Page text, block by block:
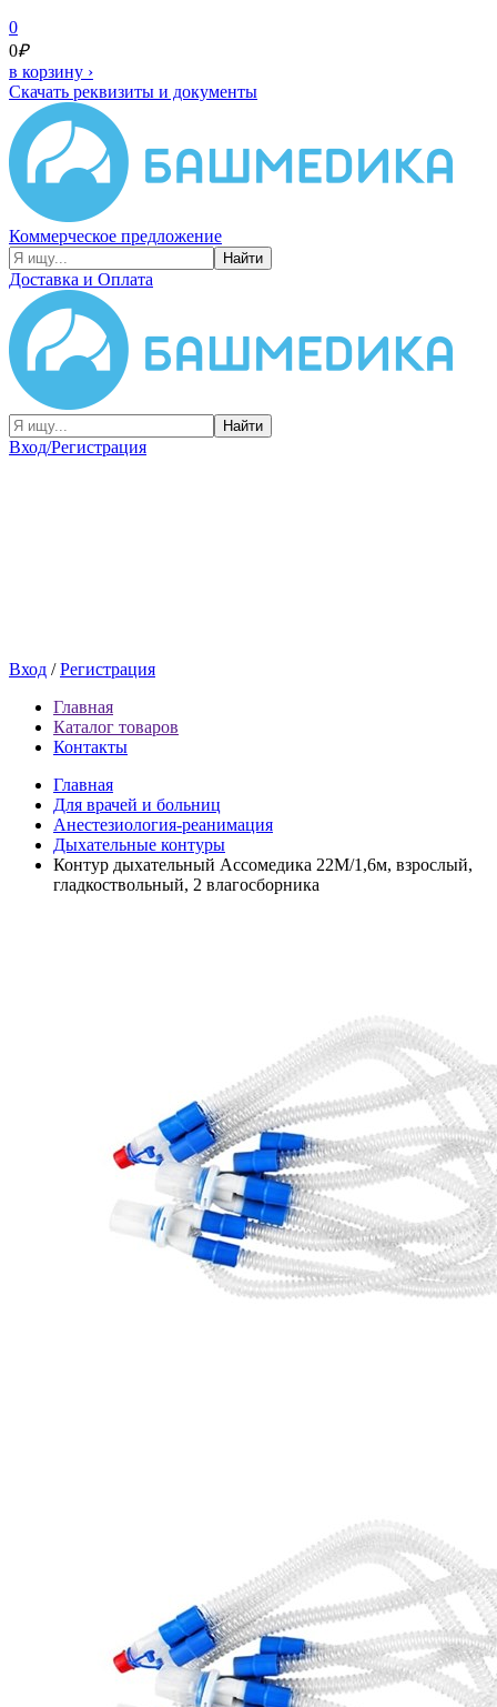
0
0₽
в корзину ›
Скачать реквизиты и документы
Коммерческое предложение
Найти
Доставка и Оплата
Найти
Вход/Регистрация
Вход /Регистрация
Главная
Каталог товаров
Контакты
Главная
Для врачей и больниц
Анестезиология-реанимация
Дыхательные контуры
Контур дыхательный Ассомедика 22М/1,6м, взрослый,
гладкоствольный, 2 влагосборника